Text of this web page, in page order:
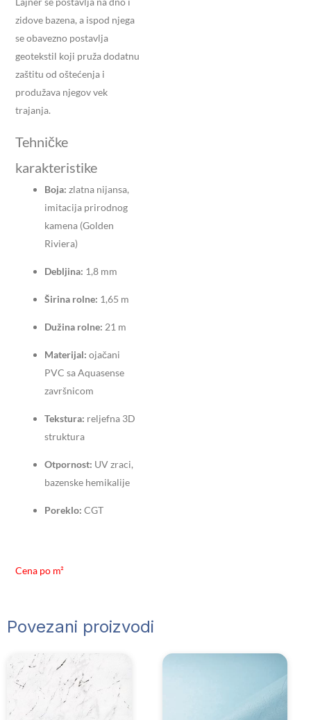
zidove bazena, a ispod njega
se obavezno postavlja
geotekstil koji pruža dodatnu
zaštitu od oštećenja i
produžava njegov vek
trajanja.
Tehničke
karakteristike
Boja: zlatna nijansa,
imitacija prirodnog
kamena (Golden
Riviera)
Debljina: 1,8 mm
Širina rolne: 1,65 m
Dužina rolne: 21 m
Materijal: ojačani
PVC sa Aquasense
završnicom
Tekstura: reljefna 3D
struktura
Otpornost: UV zraci,
bazenske hemikalije
Poreklo: CGT
Cena po m²
Povezani proizvodi